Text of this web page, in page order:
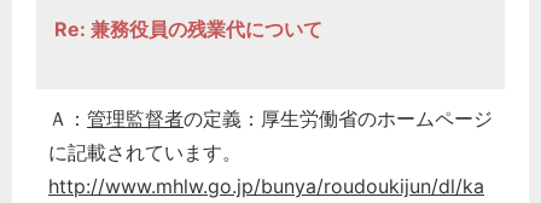
Re: 兼務役員の残業代について
Ａ： 管理監督者の定義：厚生労働省のホームページ
に記載されています。
http://www.mhlw.go.jp/bunya/roudoukijun/dl/ka